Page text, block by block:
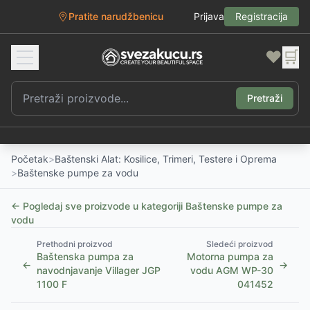
Pratite narudžbenicu Prijava Registracija
❤️ 🛒
Pretraži
Početak>Baštenski Alat: Kosilice, Trimeri, Testere i Oprema
>Baštenske pumpe za vodu
← Pogledaj sve proizvode u kategoriji Baštenske pumpe za
vodu
←
Prethodni proizvod
Baštenska pumpa za
navodnjavanje Villager JGP
1100 F
Sledeći proizvod
Motorna pumpa za
vodu AGM WP-30
041452
→